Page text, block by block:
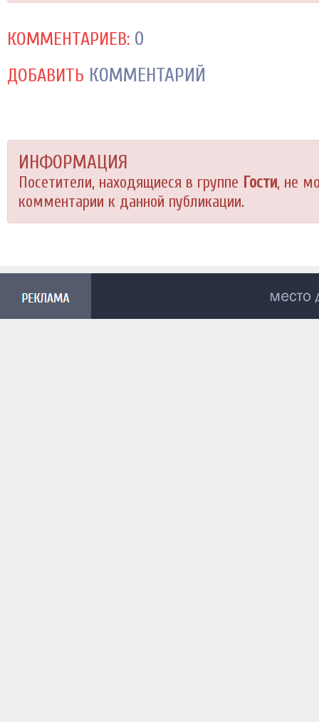
КОММЕНТАРИЕВ: 0
ДОБАВИТЬ КОММЕНТАРИЙ
ИНФОРМАЦИЯ
Посетители, находящиеся в группе Гости, не
комментарии к данной публикации.